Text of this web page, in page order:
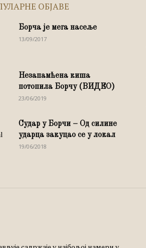
ОБЈАВЕ
Борча је мега насеље
13/09/2017
Незапамћена киша
потопила Борчу (ВИДЕО)
23/06/2019
Судар у Борчи – Од силине
ударца закуцао се у локал
19/06/2018